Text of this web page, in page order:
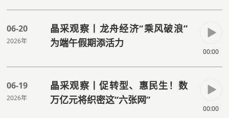
06-20
2026年
晶采观察丨龙舟经济“乘风破浪”
为端午假期添活力
00:00
06-19
2026年
晶采观察丨促转型、惠民生！数
万亿元将织密这“六张网”
00:00